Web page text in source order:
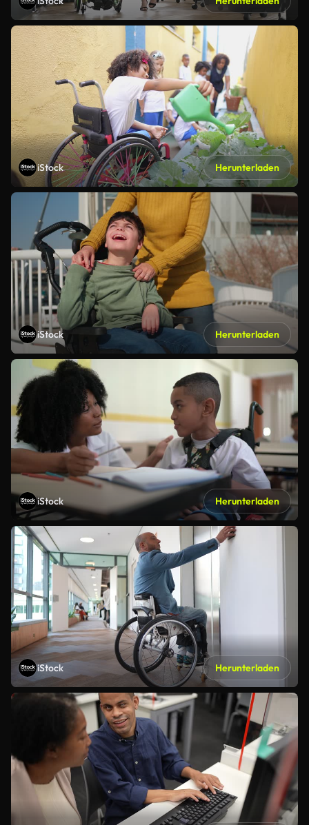
iStock Herunterladen
iStock Herunterladen
iStock Herunterladen
iStock Herunterladen